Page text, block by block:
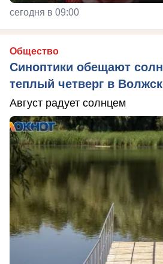
сегодня в 09:00
Общество
Синоптики обещают
теплый четверг в
Август радует солнцем